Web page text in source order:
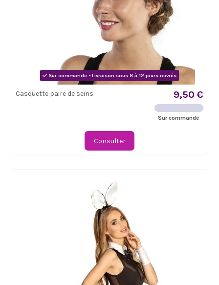
Sur commande - Livraison sous 8 à 12 jours ouvrés
Casquette paire de seins 9,50 €
Sur commande
Consulter